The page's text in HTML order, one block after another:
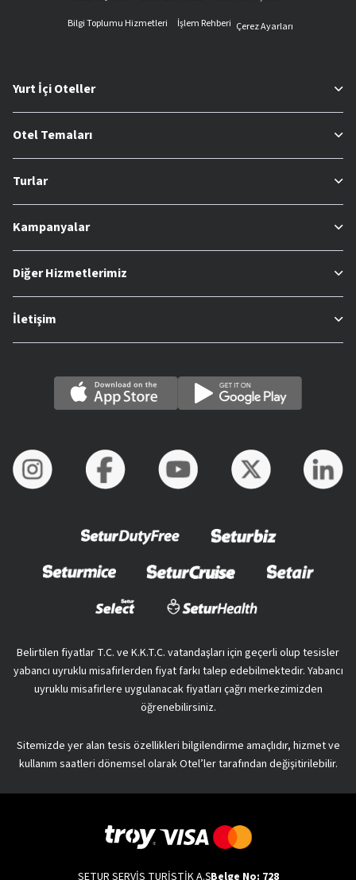
Bilgi Toplumu Hizmetleri
İşlem Rehberi Çerez Ayarları
Yurt İçi Oteller
Otel Temaları
Turlar
Kampanyalar
Diğer Hizmetlerimiz
İletişim
Belirtilen fiyatlar T.C. ve K.K.T.C. vatandaşları için geçerli olup tesisler
yabancı uyruklu misafirlerden fiyat farkı talep edebilmektedir. Yabancı
uyruklu misafirlere uygulanacak fiyatları çağrı merkezimizden
öğrenebilirsiniz.
Sitemizde yer alan tesis özellikleri bilgilendirme amaçlıdır, hizmet ve
kullanım saatleri dönemsel olarak Otel’ler tarafından değişitirilebilir.
SETUR SERVİS TURİSTİK A.ŞBelge No: 728